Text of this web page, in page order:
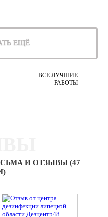
ЕЩЁ
ВСЕ ЛУЧШИЕ
РАБОТЫ
И ОТЗЫВЫ (47